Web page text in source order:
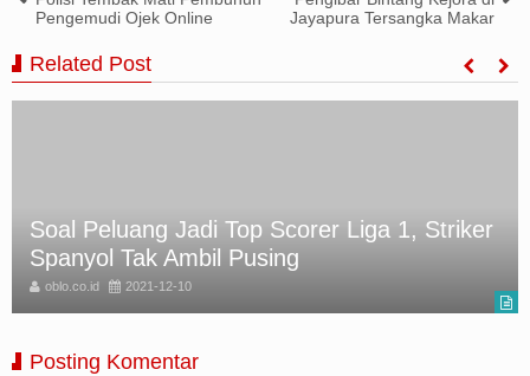
Pengemudi Ojek Online
Jayapura Tersangka Makar
Related Post
Beroperasi Sejak 2016, Penambang Batu
Bara Ilegal Ditangkap
oblo.co.id 2021-12-10
Posting Komentar